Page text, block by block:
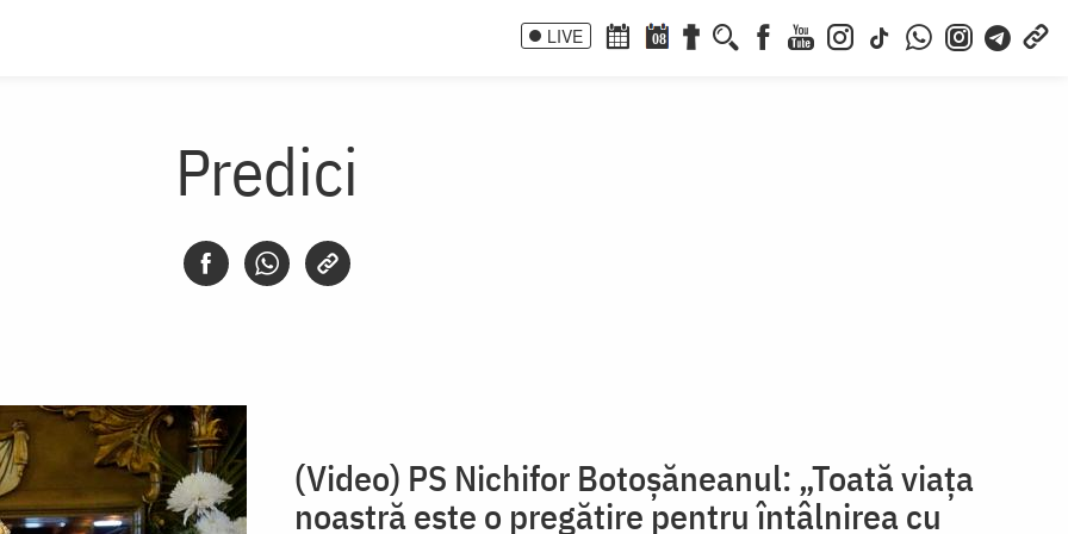
LIVE 08
Predici
(Video) PS Nichifor Botoșăneanul: „Toată viața
noastră este o pregătire pentru întâlnirea cu